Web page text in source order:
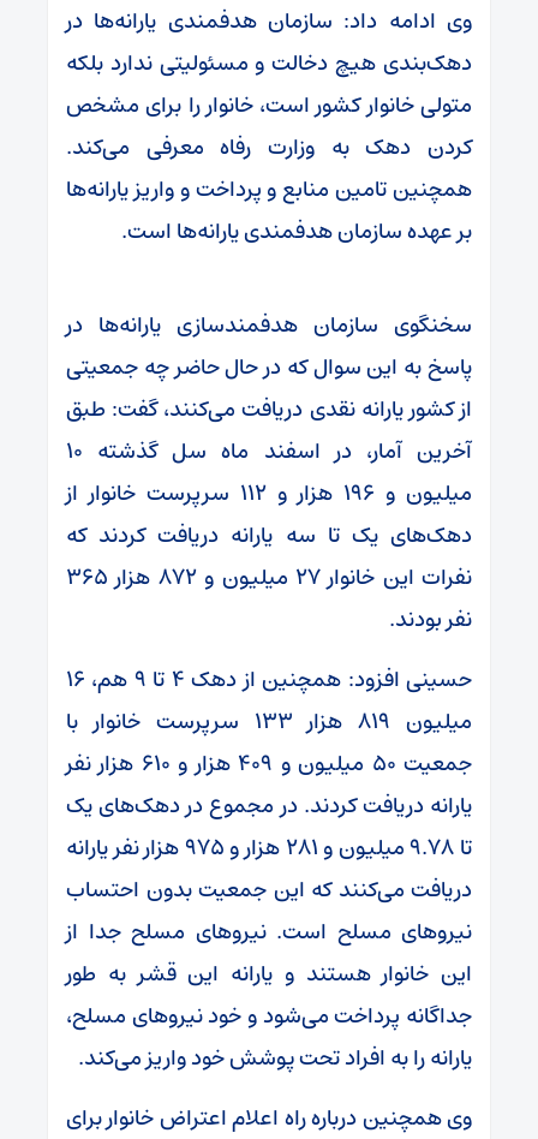
وی ادامه داد: سازمان هدفمندی یارانه‌ها در
دهک‌بندی هیچ دخالت و مسئولیتی ندارد بلکه
متولی خانوار کشور است، خانوار را برای مشخص
کردن دهک به وزارت رفاه معرفی می‌کند.
همچنین تامین منابع و پرداخت و واریز یارانه‌ها
بر عهده سازمان هدفمندی یارانه‌ها است.
سخنگوی سازمان هدفمندسازی یارانه‌ها در
پاسخ به این سوال که در حال حاضر چه جمعیتی
از کشور یارانه نقدی دریافت می‌کنند، گفت: طبق
آخرین آمار، در اسفند ماه سل گذشته ۱۰
میلیون و ۱۹۶ هزار و ۱۱۲ سرپرست خانوار از
دهک‌های یک تا سه یارانه دریافت کردند که
نفرات این خانوار ۲۷ میلیون و ۸۷۲ هزار ۳۶۵
نفر بودند.
حسینی افزود: همچنین از دهک ۴ تا ۹ هم، ۱۶
میلیون ۸۱۹ هزار ۱۳۳ سرپرست خانوار با
جمعیت ۵۰ میلیون و ۴۰۹ هزار و ۶۱۰ هزار نفر
یارانه دریافت کردند. در مجموع در دهک‌های یک
تا ۹.۷۸ میلیون و ۲۸۱ هزار و ۹۷۵ هزار نفر یارانه
دریافت می‌کنند که این جمعیت بدون احتساب
نیروهای مسلح است. نیروهای مسلح جدا از
این خانوار هستند و یارانه این قشر به طور
جداگانه پرداخت می‌شود و خود نیروهای مسلح،
یارانه را به افراد تحت پوشش خود واریز می‌کند.
وی همچنین درباره راه اعلام اعتراض خانوار برای